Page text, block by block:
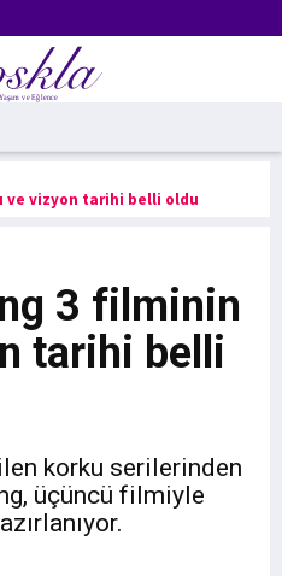
ve vizyon tarihi belli oldu
3 filminin
tarihi belli
korku serilerinden
üçüncü filmiyle